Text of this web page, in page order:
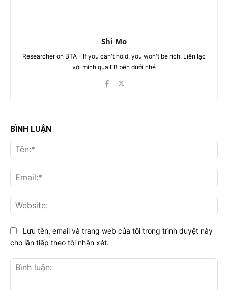
Shi Mo
Researcher on BTA - If you can't hold, you won't be rich. Liên lạc
với mình qua FB bên dưới nhé
BÌNH LUẬN
Lưu tên, email và trang web của tôi trong trình duyệt này
cho lần tiếp theo tôi nhận xét.